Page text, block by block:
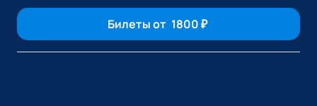
Билеты от 1800₽